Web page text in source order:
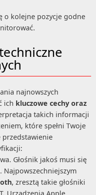
o kolejne pozycje godne
najnowszych
ich kluczowe cechy oraz
takich informacji
które spełni Twoje
przedstawienie
Głośnik jakoś musi się
Najpowszechniejszym
, zresztą takie głośniki